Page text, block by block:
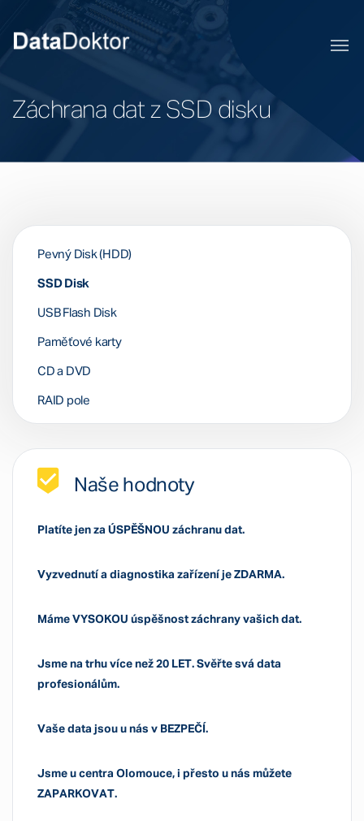
Záchrana dat z SSD disku
Pevný Disk (HDD)
SSD Disk
USB Flash Disk
Paměťové karty
CD a DVD
RAID pole
Naše hodnoty
Platíte jen za ÚSPĚŠNOU záchranu dat.
Vyzvednutí a diagnostika zařízení je ZDARMA.
Máme VYSOKOU úspěšnost záchrany vašich dat.
Jsme na trhu více než 20 LET. Svěřte svá data
profesionálům.
Vaše data jsou u nás v BEZPEČÍ.
Jsme u centra Olomouce, i přesto u nás můžete
ZAPARKOVAT.